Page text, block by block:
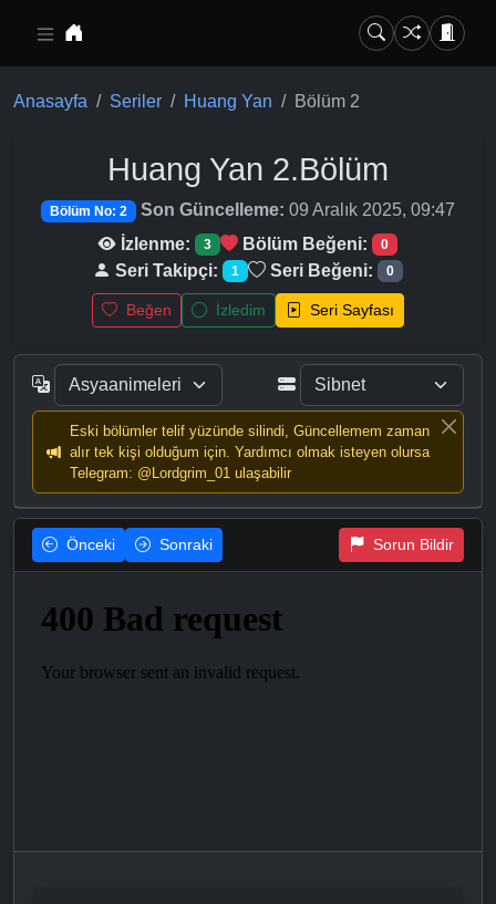
Anasayfa Seriler Huang Yan Bölüm 2
Huang Yan 2.Bölüm
Bölüm No: 2 Son Güncelleme: 09 Aralık 2025, 09:47
İzlenme:
3 Bölüm Beğeni: 0
Seri Takipçi: 1 Seri Beğeni: 0
Beğen İzledim Seri Sayfası
Eski bölümler telif yüzünde silindi, Güncellemem zaman
alır tek kişi olduğum için. Yardımcı olmak isteyen olursa
Telegram: @Lordgrim_01 ulaşabilir
Önceki Sonraki Sorun Bildir